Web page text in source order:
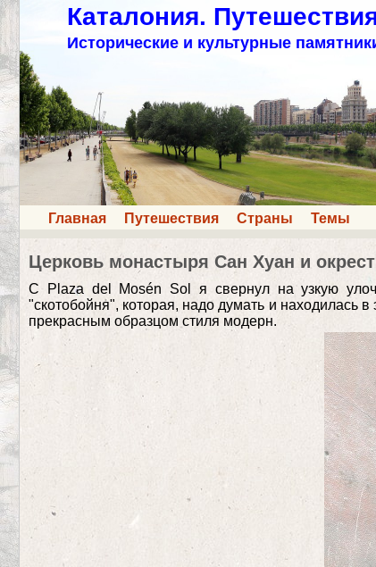
Каталония.
Исторические и культурные
Главная Путешествия Страны Темы
Церковь монастыря Сан Хуан и
С Plaza del Mosén Sol я свернул на узкую
"скотобойня", которая, надо думать и находилась
прекрасным образцом стиля модерн.